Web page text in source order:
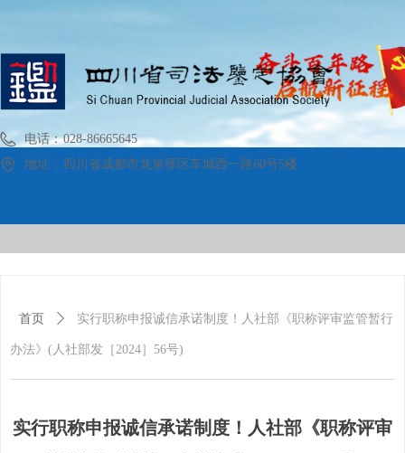
电话：028-86665645
地址：
四川省成都市龙泉驿区车城西一路60号5楼
实行职称申报诚信承诺制度！人社部《职称评审
首页 ꄲ 实行职称申报诚信承诺制度！人社部《职称评审监管暂行
办法》(人社部发［2024］56号)